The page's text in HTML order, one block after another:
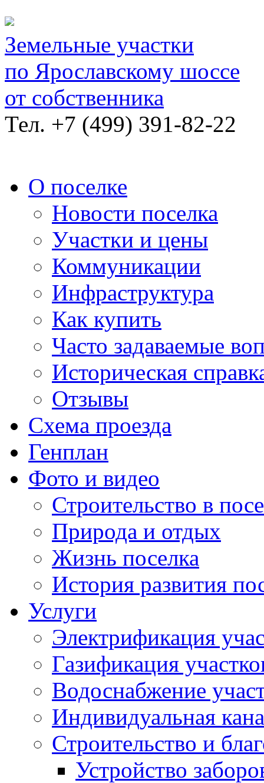
Земельные участки
по Ярославскому шоссе
от собственника
Тел. +7 (499) 391-82-22
О поселке
Новости поселка
Участки и цены
Коммуникации
Инфраструктура
Как купить
Часто задаваемые
Историческая
Отзывы
Схема проезда
Генплан
Фото и видео
Строительство в
Природа и отдых
Жизнь поселка
История развития
Услуги
Электрификация
Газификация
Водоснабжение
Индивидуальная
Строительство и
Устройство